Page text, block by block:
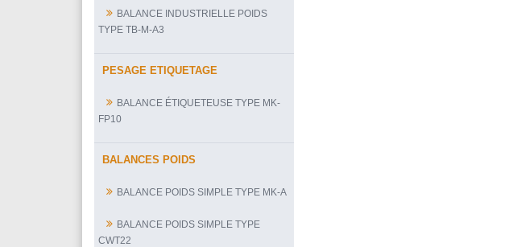
BALANCE INDUSTRIELLE POIDS
TYPE TB-M-A3
PESAGE ETIQUETAGE
BALANCE ÉTIQUETEUSE TYPE MK-
FP10
BALANCES POIDS
BALANCE POIDS SIMPLE TYPE MK-A
BALANCE POIDS SIMPLE TYPE
CWT22